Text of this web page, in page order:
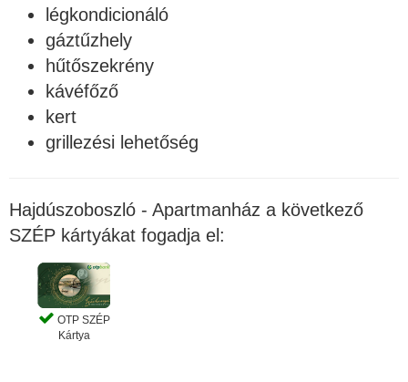
légkondicionáló
gáztűzhely
hűtőszekrény
kávéfőző
kert
grillezési lehetőség
Hajdúszoboszló - Apartmanház a következő
SZÉP kártyákat fogadja el:
OTP SZÉP
Kártya